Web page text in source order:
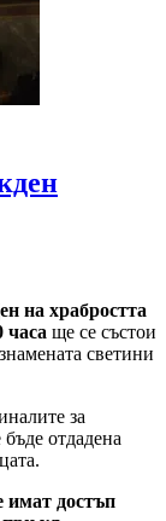
на храбростта
часа ще се състои
светини
за
отдадена
имат достъп